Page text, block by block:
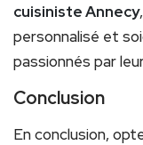
cuisiniste Annecy
personnalisé et
passionnés par
Conclusion
En conclusion,